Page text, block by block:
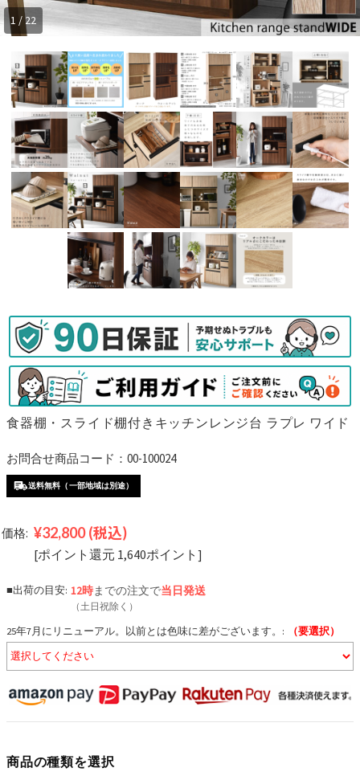
1 / 22
食器棚・スライド棚付きキッチンレンジ台 ラプレ ワイド
お問合せ商品コード：00-100024
送料無料（一部地域は別途）
価格: ¥32,800 (税込)
[ポイント還元 1,640ポイント]
■出荷の目安: 12時までの注文で当日発送
（土日祝除く）
25年7月にリニューアル。以前とは色味に差がございます。: （要選択）
商品の種類を選択